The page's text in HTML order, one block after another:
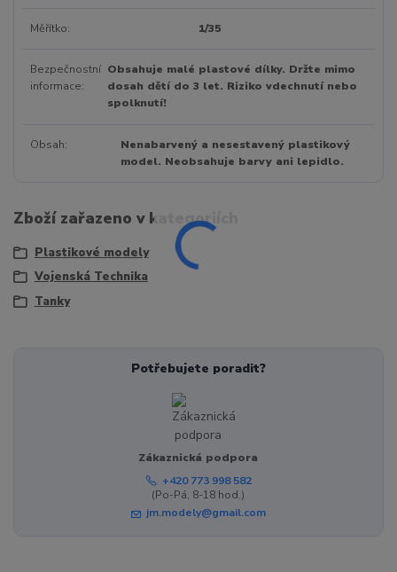
Měřítko 1/35
Bezpečnostní
informace
Obsahuje malé plastové dílky. Držte mimo
dosah dětí do 3 let. Riziko vdechnutí nebo
spolknutí!
Obsah
Nenabarvený a nesestavený plastikový
model. Neobsahuje barvy ani lepidlo.
Zboží zařazeno v kategoriích
Plastikové modely
Vojenská Technika
Tanky
Potřebujete poradit?
Zákaznická podpora
+420 773 998 582
(Po-Pá, 8-18 hod.)
jm.modely@gmail.com